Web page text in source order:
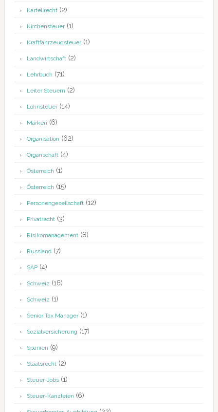
Kartellrecht(2)
Kirchensteuer(1)
Kraftfahrzeugsteuer(1)
Landwirtschaft(2)
Lehrbuch (71)
Leiter Steuern (2)
Lohnsteuer(14)
Marken (6)
Organisation (62)
Organschaft(4)
Österreich (1)
Österreich (15)
Personengesellschaft(12)
Privatrecht(3)
Risikomanagement(8)
Russland(7)
SAP(4)
Schweiz (16)
Schweiz (1)
Senior Tax Manager(1)
Sozialversicherung (17)
Spanien (9)
Staatsrecht(2)
Steuer-Jobs(1)
Steuer-Kanzleien (6)